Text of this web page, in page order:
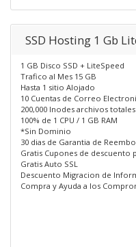
SSD Hosting 1 Gb
1 GB Disco SSD + LiteSpeed
Trafico al Mes 15 GB
Hasta 1 sitio Alojado
10 Cuentas de Correo
200,000 Inodes archivos totales
100% de 1 CPU / 1 GB RAM
*Sin Dominio
30 dias de Garantia de
Gratis Cupones de descuento
Gratis Auto SSL
Descuento Migracion de
Compra y Ayuda a los